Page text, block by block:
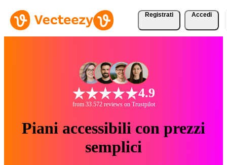
Registrati Accedi
4.9
from 33.572 reviews on Trustpilot
Piani accessibili con prezzi
semplici